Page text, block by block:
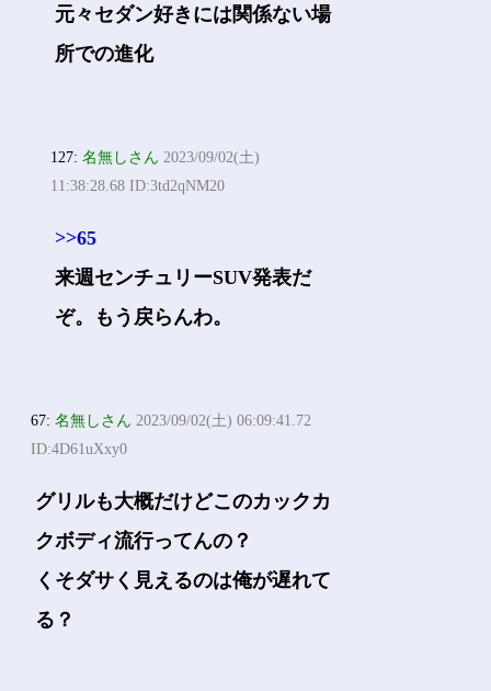
元々セダン好きには関係ない場
所での進化
127:名無しさん 2023/09/02(土)
11:38:28.68 ID:3td2qNM20
>>65
来週センチュリーSUV発表だ
ぞ。もう戻らんわ。
67:名無しさん 2023/09/02(土) 06:09:41.72
ID:4D61uXxy0
グリルも大概だけどこのカックカ
クボディ流行ってんの？
くそダサく見えるのは俺が遅れて
る？